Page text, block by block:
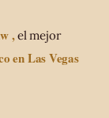
,el mejor
en Las Vegas